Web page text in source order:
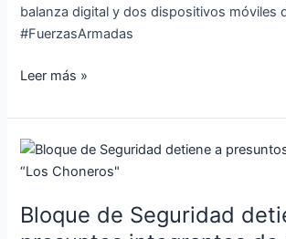
balanza digital y dos dispositivos móviles
#FuerzasArmadas
Leer más »
Bloque de Seguridad
Bloque
de
detiene